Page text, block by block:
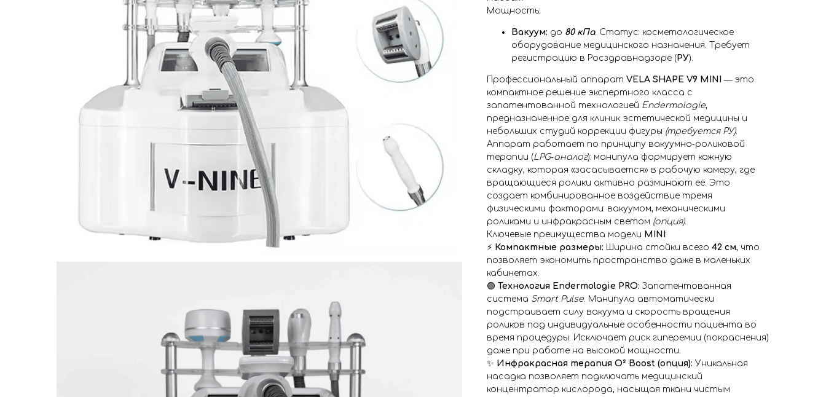
Мощность:
Вакуум: до 80 кПа. Статус: косметологическое
оборудование медицинского назначения. Требует
регистрацию в Росздравнадзоре (РУ).
Профессиональный аппарат VELA SHAPE V9 MINI — это
компактное решение экспертного класса с
запатентованной технологией Endermologie,
предназначенное для клиник эстетической медицины и
небольших студий коррекции фигуры (требуется РУ).
Аппарат работает по принципу вакуумно‑роликовой
терапии (LPG‑аналог): манипула формирует кожную
складку, которая «засасывается» в рабочую камеру, где
вращающиеся ролики активно разминают её. Это
создает комбинированное воздействие тремя
физическими факторами: вакуумом, механическими
роликами и инфракрасным светом (опция).
Ключевые преимущества модели MINI:
⚡️ Компактные размеры: Ширина стойки всего 42 см, что
позволяет экономить пространство даже в маленьких
кабинетах.
🟢 Технология Endermologie PRO: Запатентованная
система Smart Pulse. Манипула автоматически
подстраивает силу вакуума и скорость вращения
роликов под индивидуальные особенности пациента во
время процедуры. Исключает риск гиперемии (покраснения)
даже при работе на высокой мощности.
✨ Инфракрасная терапия O² Boost (опция): Уникальная
насадка позволяет подключать медицинский
концентратор кислорода, насыщая ткани чистым